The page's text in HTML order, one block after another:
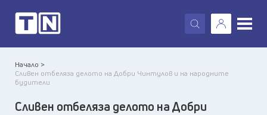
X
Начало >
Сливен отбеляза делото на Добри Чинтулов и на народните
будители
Сливен отбеляза делото на Добри